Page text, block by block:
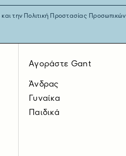
και τηνΠολιτική Προστασίας Προσωπικών
Αγοράστε Gant
Άνδρας
Γυναίκα
Παιδικά